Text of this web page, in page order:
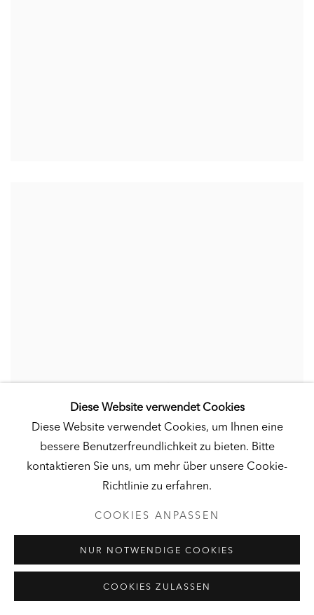
Diese Website verwendet Cookies
Diese Website verwendet Cookies, um Ihnen eine
bessere Benutzerfreundlichkeit zu bieten. Bitte
kontaktieren Sie uns, um mehr über unsere Cookie-
Richtlinie zu erfahren.
COOKIES ANPASSEN
NUR NOTWENDIGE COOKIES
COOKIES ZULASSEN